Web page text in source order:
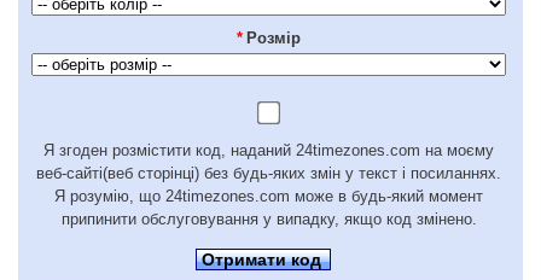
* Розмір
Я згоден розмістити код, наданий 24timezones.com на моєму
веб-сайті(веб сторінці) без будь-яких змін у текст і посиланнях.
Я розумію, що 24timezones.com може в будь-який момент
припинити обслуговування у випадку, якщо код змінено.
Отримати код